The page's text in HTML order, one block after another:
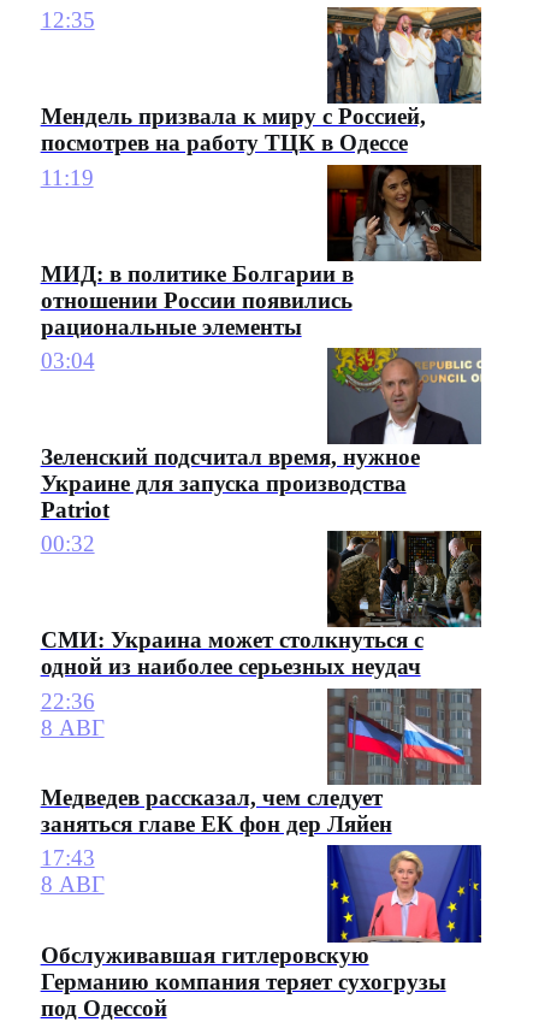
12:35
Мендель призвала к миру с Россией,
посмотрев на работу ТЦК в Одессе
11:19
МИД: в политике Болгарии в
отношении России появились
рациональные элементы
03:04
Зеленский подсчитал время, нужное
Украине для запуска производства
Patriot
00:32
СМИ: Украина может столкнуться с
одной из наиболее серьезных неудач
22:36
8 АВГ
Медведев рассказал, чем следует
заняться главе ЕК фон дер Ляйен
17:43
8 АВГ
Обслуживавшая гитлеровскую
Германию компания теряет сухогрузы
под Одессой